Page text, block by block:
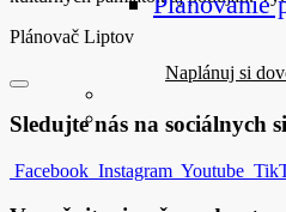
Naplánuj si
Plánovač Liptov
Sledujte nás na sociálnych
Facebook Instagram Youtube